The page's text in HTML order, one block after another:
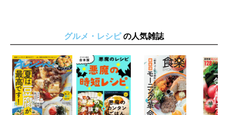
グルメ・レシピの人気雑誌